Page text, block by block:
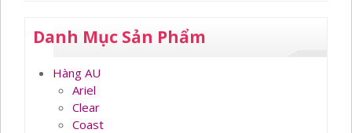
Danh Mục Sản Phẩm
Hàng AU
Ariel
Clear
Coast